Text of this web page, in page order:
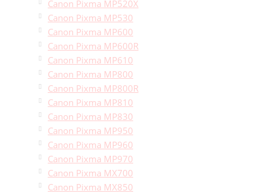
Canon Pixma MP520X
Canon Pixma MP530
Canon Pixma MP600
Canon Pixma MP600R
Canon Pixma MP610
Canon Pixma MP800
Canon Pixma MP800R
Canon Pixma MP810
Canon Pixma MP830
Canon Pixma MP950
Canon Pixma MP960
Canon Pixma MP970
Canon Pixma MX700
Canon Pixma MX850